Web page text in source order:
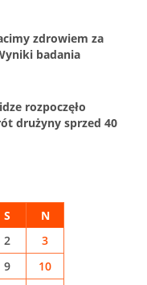
zdrowiem za
badania
rozpoczęło
drużyny sprzed 40
S N
2
3
9
10